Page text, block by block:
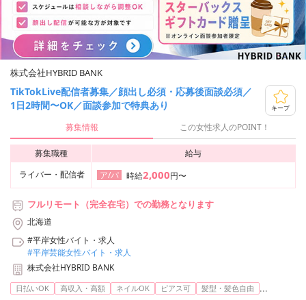
株式会社HYBRID BANK
TikTokLive配信者募集／顔出し必須・応募後面談必須／
1日2時間〜OK／面談参加で特典あり
キープ
募集情報 この女性求人のPOINT！
募集職種
給与
ライバー・配信者
ア/パ 時給2,000円〜
フルリモート（完全在宅）での勤務となります
北海道
#平岸女性バイト・求人
#平岸芸能女性バイト・求人
株式会社HYBRID BANK
日払いOK 高収入・高額 ネイルOK ピアス可 髪型・髪色自由 ...